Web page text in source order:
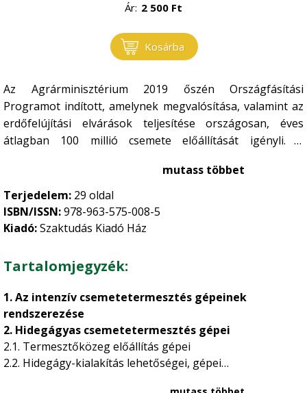
Ár: 2 500 Ft
Kosárba
Az Agrárminisztérium 2019 őszén Országfásítási
Programot indított, amelynek megvalósítása, valamint az
erdőfelújítási elvárások teljesítése országosan, éves
átlagban 100 millió csemete előállítását igényli. A
10%-át állítjuk elő az intenzív csemetetermesztési
technológiákra alapozva. Az erdészeti csemetetermesztés
megfelelő színvonalú gépesítési hátterének biztosítása
érdekében az
Agrárminisztérium 2020 őszén
VP2-4.1.3.7-20 jelzettel, „Csemetekertek gépbeszerzése”
címmel (beadható 2021. július 20-ig). E pályázat az intenzív
csemetetermesztés gépei közül az alábbiakat támogatja:
hidegágyas csemetetermesztés gépei; burkolt gyökérzetű
csemetetermesztés gépei; síkfólia fektetők. A jelen 28
oldalas, 48 színes képet és ábrát tartalmazó összeállítás
az e pályázat keretében gépbeszerzést tervezőknek is
mutass többet
Terjedelem: 29 oldal
ISBN/ISSN:978-963-575-008-5
Kiadó:Szaktudás Kiadó Ház
Tartalomjegyzék:
1. Az intenzív csemetetermesztés gépeinek
rendszerezése
2. Hidegágyas csemetetermesztés gépei
2.1. Termesztőközeg előállítás gépei
2.2. Hidegágy-kialakítás lehetőségei, gépei